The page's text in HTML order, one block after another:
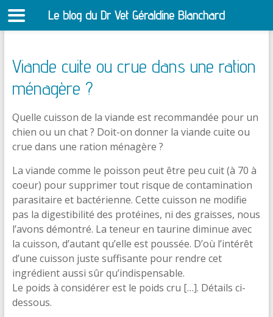
Viande cuite ou crue dans une ration
ménagère ?
Quelle cuisson de la viande est recommandée pour un
chien ou un chat ? Doit-on donner la viande cuite ou
crue dans une ration ménagère ?
La viande comme le poisson peut être peu cuit (à 70 à
coeur) pour supprimer tout risque de contamination
parasitaire et bactérienne. Cette cuisson ne modifie
pas la digestibilité des protéines, ni des graisses, nous
l’avons démontré. La teneur en taurine diminue avec
la cuisson, d’autant qu’elle est poussée. D’où l’intérêt
d’une cuisson juste suffisante pour rendre cet
ingrédient aussi sûr qu’indispensable.
Le poids à considérer est le poids cru […]. Détails ci-
dessous.
Le blog du Dr Vet Géraldine Blanchard